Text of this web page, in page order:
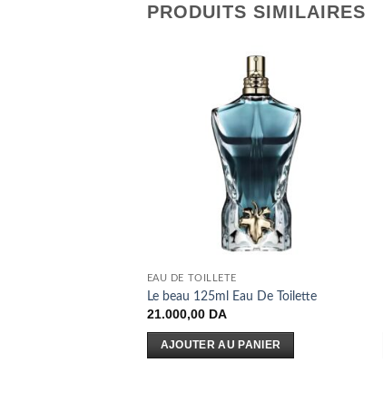
PRODUITS SIMILAIRES
EAU DE TOILLETE
Le beau 125ml Eau De Toilette
21.000,00 DA
AJOUTER AU PANIER